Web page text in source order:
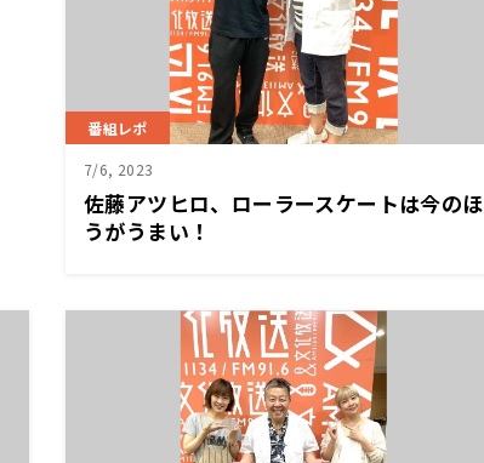
番組レポ
7/6, 2023
佐藤アツヒロ、ローラースケートは今のほ
うがうまい！